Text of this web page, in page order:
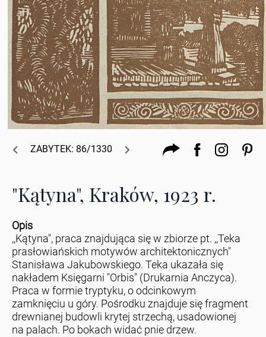
ZABYTEK: 86/1330
"Kątyna", Kraków, 1923 r.
Opis
,,Kątyna", praca znajdująca się w zbiorze pt. ,,Teka
prasłowiańskich motywów architektonicznych"
Stanisława Jakubowskiego. Teka ukazała się
nakładem Księgarni "Orbis" (Drukarnia Anczyca).
Praca w formie tryptyku, o odcinkowym
zamknięciu u góry. Pośrodku znajduje się fragment
drewnianej budowli krytej strzechą, usadowionej
na palach. Po bokach widać pnie drzew.